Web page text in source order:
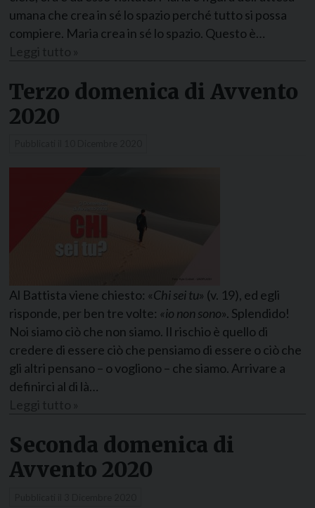
umana che crea in sé lo spazio perché tutto si possa
compiere. Maria crea in sé lo spazio. Questo è…
Terzo domenica di Avvento
2020
Al Battista viene chiesto: «Chi sei tu» (v. 19), ed egli
risponde, per ben tre volte: «io non sono». Splendido!
Noi siamo ciò che non siamo. Il rischio è quello di
credere di essere ciò che pensiamo di essere o ciò che
gli altri pensano – o vogliono – che siamo. Arrivare a
definirci al di là…
Seconda domenica di
Avvento 2020